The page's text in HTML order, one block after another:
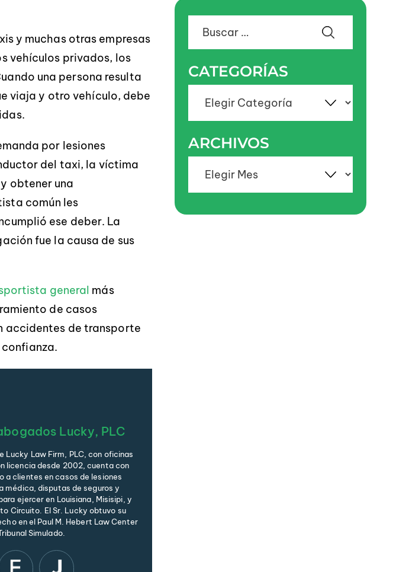
y muchas otras empresas
vehículos privados, los
una persona resulta
viaja y otro vehículo, debe
por lesiones
del taxi, la víctima
obtener una
común les
ese deber. La
fue la causa de sus
general más
de casos
accidentes de transporte
Lucky, PLC
Lucky Law Firm, PLC, con oficinas
licencia desde 2002, cuenta con
a clientes en casos de lesiones
médica, disputas de seguros y
ejercer en Louisiana, Misisipi, y
Circuito. El Sr. Lucky obtuvo su
en el Paul M. Hebert Law Center
Simulado.
CATEGORÍAS
ARCHIVOS